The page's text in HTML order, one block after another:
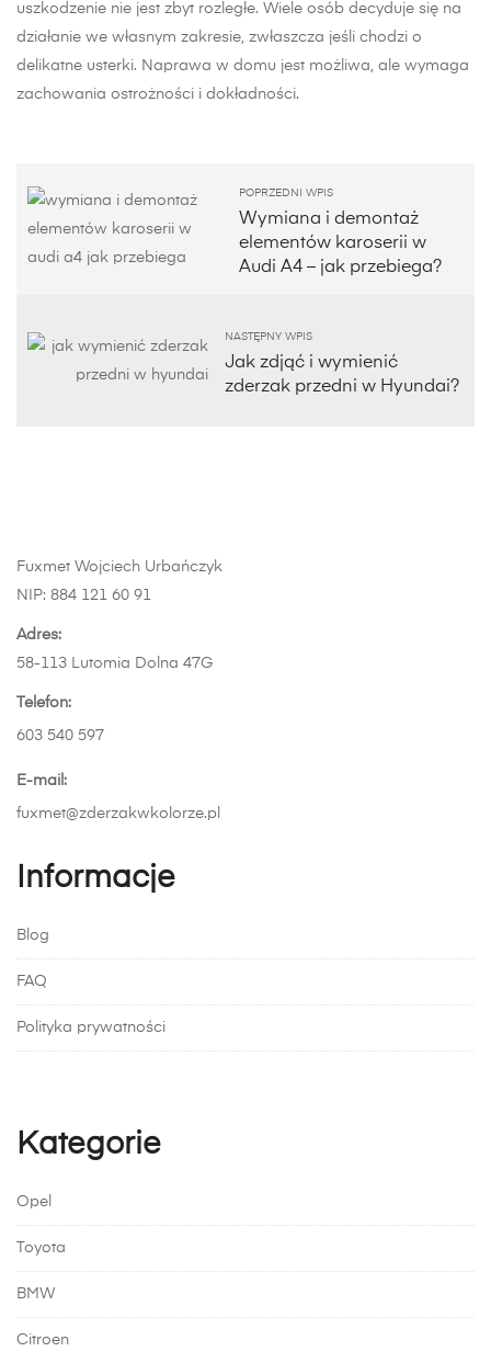
uszkodzenie nie jest zbyt rozległe. Wiele osób decyduje się na
działanie we własnym zakresie, zwłaszcza jeśli chodzi o
delikatne usterki. Naprawa w domu jest możliwa, ale wymaga
zachowania ostrożności i dokładności.
POPRZEDNI WPIS
Wymiana i demontaż
elementów karoserii w
Audi A4 – jak przebiega?
NASTĘPNY WPIS
Jak zdjąć i wymienić
zderzak przedni w Hyundai?
Fuxmet Wojciech Urbańczyk
NIP: 884 121 60 91
Adres:
58-113 Lutomia Dolna 47G
Telefon:
603 540 597
E-mail:
fuxmet@zderzakwkolorze.pl
Informacje
Blog
FAQ
Polityka prywatności
Kategorie
Opel
Toyota
BMW
Citroen